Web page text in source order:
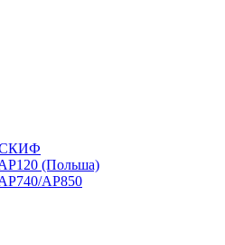
СКИФ
(Польша)
АР850